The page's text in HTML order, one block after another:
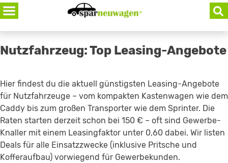
Skip
to
content
Nutzfahrzeug: Top Leasing-Angebote
Hier findest du die aktuell günstigsten Leasing-Angebote
für Nutzfahrzeuge – vom kompakten Kastenwagen wie dem
Caddy bis zum großen Transporter wie dem Sprinter. Die
Raten starten derzeit schon bei 150 € – oft sind Gewerbe-
Knaller mit einem Leasingfaktor unter 0,60 dabei. Wir listen
Deals für alle Einsatzzwecke (inklusive Pritsche und
Kofferaufbau) vorwiegend für Gewerbekunden.